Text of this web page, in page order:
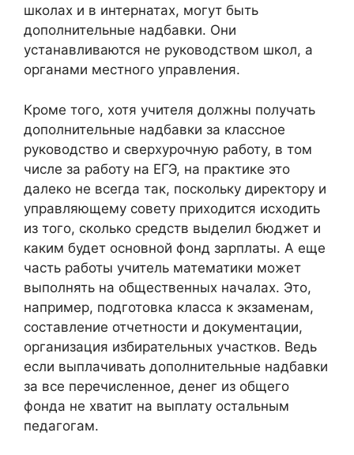
школах и в интернатах, могут быть
дополнительные надбавки. Они
устанавливаются не руководством школ, а
органами местного управления.
Кроме того, хотя учителя должны получать
дополнительные надбавки за классное
руководство и сверхурочную работу, в том
числе за работу на ЕГЭ, на практике это
далеко не всегда так, поскольку директору и
управляющему совету приходится исходить
из того, сколько средств выделил бюджет и
каким будет основной фонд зарплаты. А еще
часть работы учитель математики может
выполнять на общественных началах. Это,
например, подготовка класса к экзаменам,
составление отчетности и документации,
организация избирательных участков. Ведь
если выплачивать дополнительные надбавки
за все перечисленное, денег из общего
фонда не хватит на выплату остальным
педагогам.